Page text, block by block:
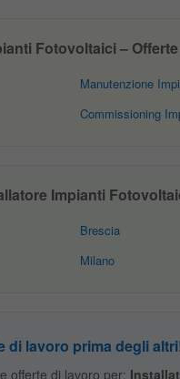
Fotovoltaici –
Manutenzione
Commissioning
Impianti
Brescia
Milano
di lavoro prima degli
offerte di lavoro per: